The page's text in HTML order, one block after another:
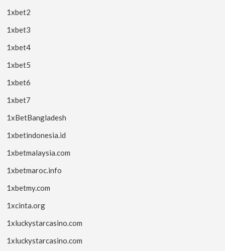
1xbet2
1xbet3
1xbet4
1xbet5
1xbet6
1xbet7
1xBetBangladesh
1xbetindonesia.id
1xbetmalaysia.com
1xbetmaroc.info
1xbetmy.com
1xcinta.org
1xluckystarcasino.com
1xluckystarcasino.com